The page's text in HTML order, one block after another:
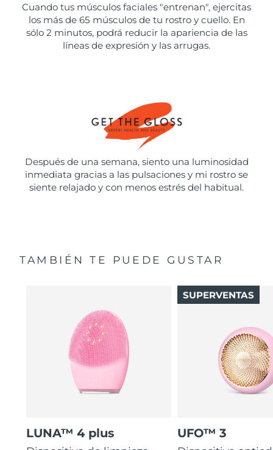
Cuando tus músculos faciales "entrenan", ejercitas
los más de 65 músculos de tu rostro y cuello. En
sólo 2 minutos, podrá reducir la apariencia de las
líneas de expresión y las arrugas.
Después de una semana, siento una luminosidad
inmediata gracias a las pulsaciones y mi rostro se
siente relajado y con menos estrés del habitual.
TAMBIÉN TE PUEDE GUSTAR
LUNA™ 4 plus UFO™ 3
SUPERVENTAS